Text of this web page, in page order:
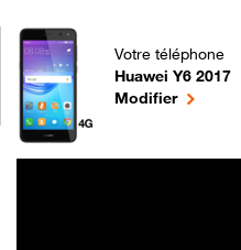
Votre téléphone
Huawei Y6 2017
A quoi sert la
Modifierle